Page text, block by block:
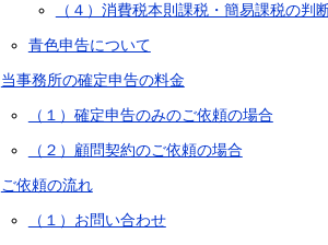
（４）消費税本則課税・簡易課税の判
青色申告について
当事務所の確定申告の料金
（１）確定申告のみのご依頼の場合
（２）顧問契約のご依頼の場合
ご依頼の流れ
（１）お問い合わせ